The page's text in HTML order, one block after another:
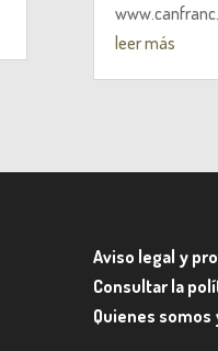
leer más
Aviso legal y
Consultar la
Quienes